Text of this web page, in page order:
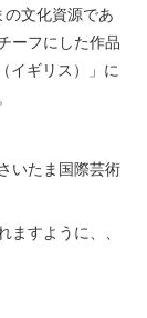
文化資源であ
ーフにした作品
イギリス）」に
いたま国際芸術
すように、、